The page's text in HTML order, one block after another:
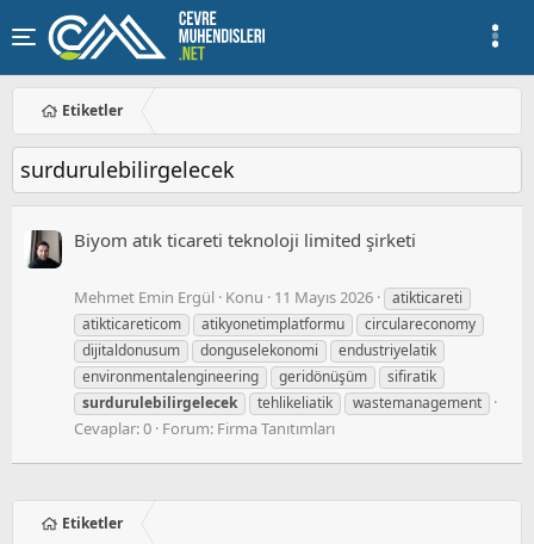
Etiketler
surdurulebilirgelecek
Biyom atık ticareti teknoloji limited şirketi
Mehmet Emin Ergül Konu 11 Mayıs 2026
atikticareti
atikticareticom
atikyonetimplatformu
circulareconomy
dijitaldonusum
donguselekonomi
endustriyelatik
environmentalengineering
geridönüşüm
sifiratik
surdurulebilirgelecek
tehlikeliatik wastemanagement
Cevaplar: 0 Forum: Firma Tanıtımları
Etiketler